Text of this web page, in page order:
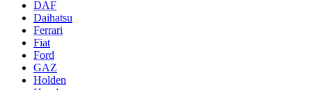
DAF
Daihatsu
Ferrari
Fiat
Ford
GAZ
Holden